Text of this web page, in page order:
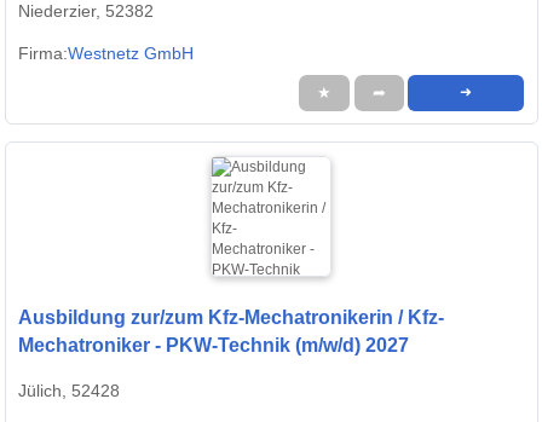
Niederzier, 52382
Firma:Westnetz GmbH
★ ➦ ➜
Ausbildung zur/zum Kfz-Mechatronikerin / Kfz-
Mechatroniker - PKW-Technik (m/w/d) 2027
Jülich, 52428